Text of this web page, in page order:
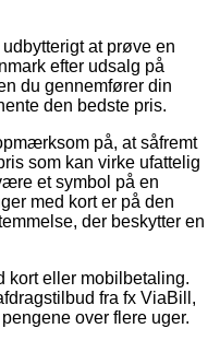
at prøve en
efter udsalg på
du gennemfører din
den bedste pris.
på, at såfremt
som kan virke ufattelig
et symbol på en
med kort er på den
der beskytter en
kort eller mobilbetaling.
fra fx ViaBill,
over flere uger.